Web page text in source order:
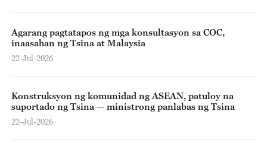
Agarang pagtatapos ng mga konsultasyon sa COC,
inaasahan ng Tsina at Malaysia
22-Jul-2026
Konstruksyon ng komunidad ng ASEAN, patuloy na
suportado ng Tsina — ministrong panlabas ng Tsina
22-Jul-2026